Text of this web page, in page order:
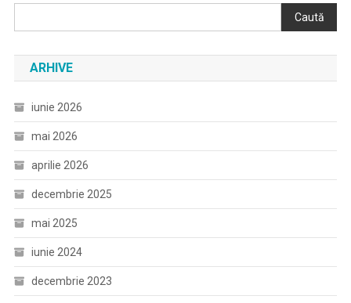
Caută
ARHIVE
iunie 2026
mai 2026
aprilie 2026
decembrie 2025
mai 2025
iunie 2024
decembrie 2023